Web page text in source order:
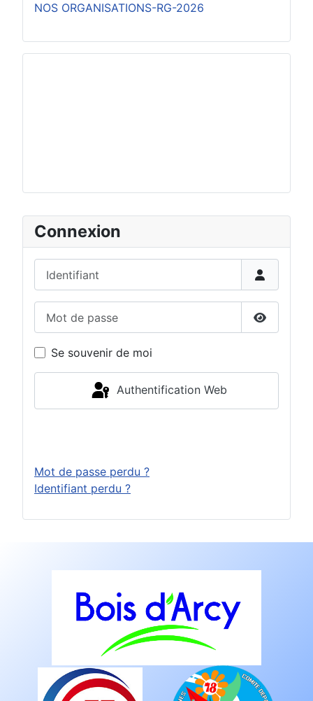
Connexion
Afficher
Se souvenir de moi
Authentification Web
Mot de passe perdu ?
Identifiant perdu ?
NOS ORGANISATIONS-RG-2026